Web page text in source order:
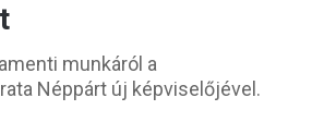
munkáról a
Néppárt új képviselőjével.